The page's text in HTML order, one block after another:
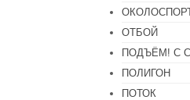
ОТБОЙ
ПОДЪЁМ! С
ПОЛИГОН
ПОТОК